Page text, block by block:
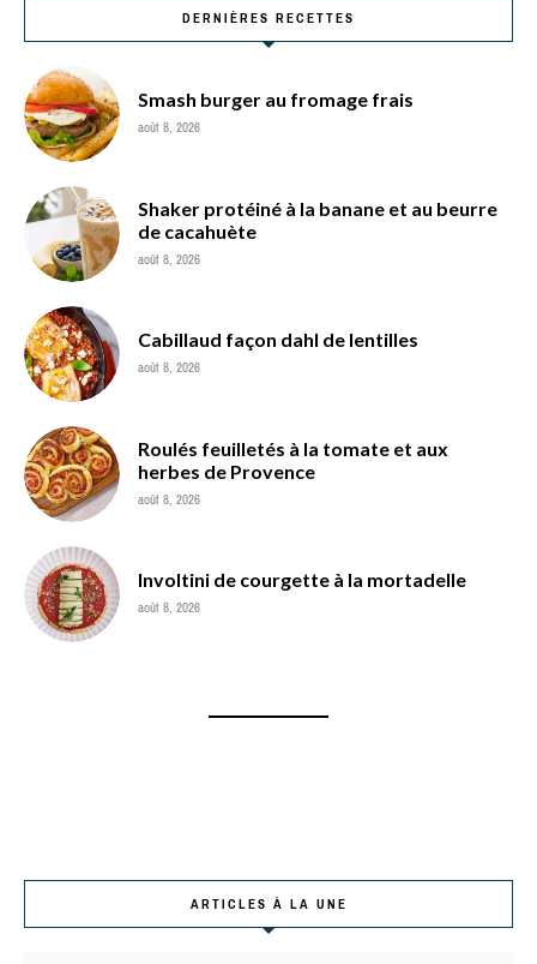
DERNIÈRES RECETTES
Smash burger au fromage frais
août 8, 2026
Shaker protéiné à la banane et au beurre
de cacahuète
août 8, 2026
Cabillaud façon dahl de lentilles
août 8, 2026
Roulés feuilletés à la tomate et aux
herbes de Provence
août 8, 2026
Involtini de courgette à la mortadelle
août 8, 2026
ARTICLES À LA UNE